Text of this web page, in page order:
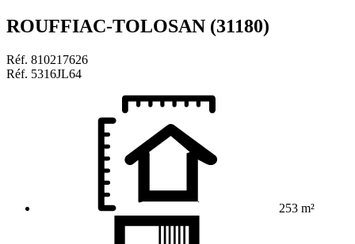
ROUFFIAC-TOLOSAN (31180)
Réf. 810217626
Réf. 5316JL64
253 m²